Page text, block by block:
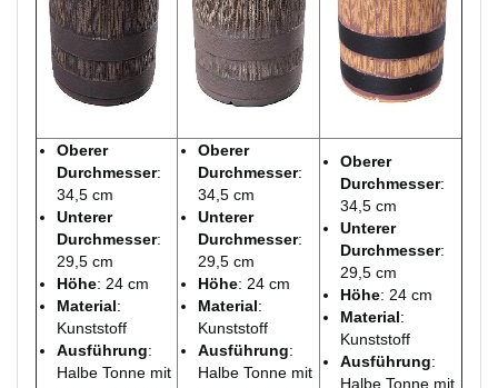
Oberer
Durchmesser:
34,5 cm
Unterer
Durchmesser:
29,5 cm
Höhe: 24 cm
Material:
Kunststoff
Ausführung:
Halbe Tonne mit
Oberer
Durchmesser:
34,5 cm
Unterer
Durchmesser:
29,5 cm
Höhe: 24 cm
Material:
Kunststoff
Ausführung:
Halbe Tonne mit
Oberer
Durchmesser:
34,5 cm
Unterer
Durchmesser:
29,5 cm
Höhe: 24 cm
Material:
Kunststoff
Ausführung:
Halbe Tonne mit